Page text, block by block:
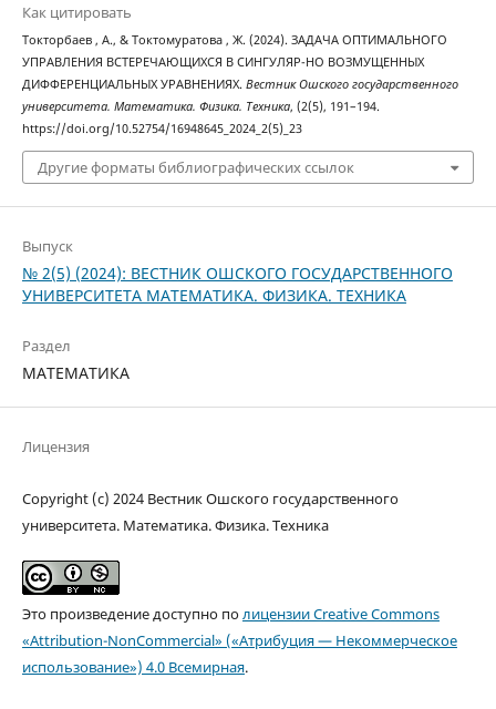
Как цитировать
Токторбаев , А., & Токтомуратова , Ж. (2024). ЗАДАЧА ОПТИМАЛЬНОГО
УПРАВЛЕНИЯ ВСТЕРЕЧАЮЩИХСЯ В СИНГУЛЯР-НО ВОЗМУЩЕННЫХ
ДИФФЕРЕНЦИАЛЬНЫХ УРАВНЕНИЯХ. Вестник Ошского государственного
университета. Математика. Физика. Техника, (2(5), 191–194.
https://doi.org/10.52754/16948645_2024_2(5)_23
Другие форматы библиографических ссылок
Выпуск
№ 2(5) (2024): ВЕСТНИК ОШСКОГО ГОСУДАРСТВЕННОГО
УНИВЕРСИТЕТА МАТЕМАТИКА. ФИЗИКА. ТЕХНИКА
Раздел
МАТЕМАТИКА
Лицензия
Copyright (c) 2024 Вестник Ошского государственного
университета. Математика. Физика. Техника
Это произведение доступно полицензии Creative Commons
«Attribution-NonCommercial» («Атрибуция — Некоммерческое
использование») 4.0 Всемирная.